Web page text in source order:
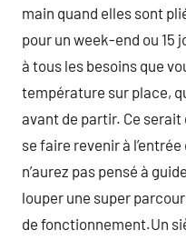
main quand elles sont
pour un week-end ou 15
à tous les besoins que
température sur place,
avant de partir. Ce
se faire revenir à
n’aurez pas pensé à
louper une super
de fonctionnement.Un